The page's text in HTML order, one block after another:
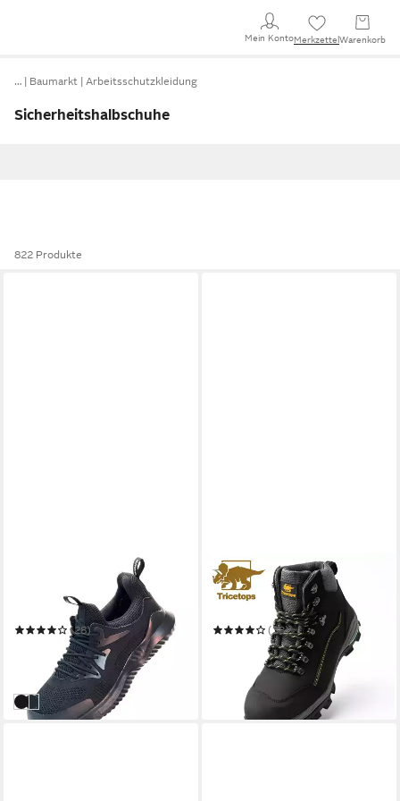
Mein KontoMerkzettel Warenkorb
… Baumarkt Arbeitsschutzkleidung
Sicherheitshalbschuhe
822 Produkte
CM232 Sicherheitsschuhe
S1P Arbeitsschuhe Herren
metallfreie Arbeitsschuh
(28)
UVP68,99 €
in 2-3 Werktagen bei dir
BlauSchwarz
TRICETOPS
Sicherheitsschuhe S3
Arbeitsschuhe Herren Damen
Schutzstiefel Arbeitsschuh
(38)
UVP87,00 €
in 2-3 Werktagen bei dir